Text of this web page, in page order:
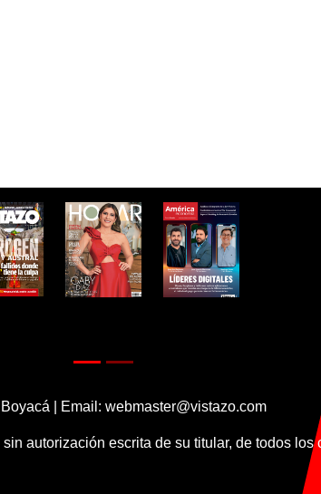
| Email: webmaster@vistazo.com
autorización escrita de su titular, de todos los